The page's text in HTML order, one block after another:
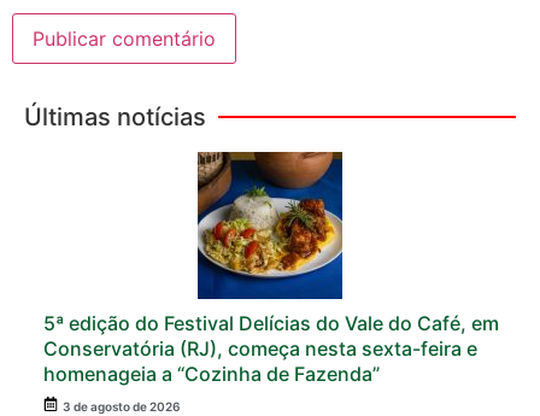
Últimas notícias
5ª edição do Festival Delícias do Vale do Café, em
Conservatória (RJ), começa nesta sexta-feira e
homenageia a “Cozinha de Fazenda”
3 de agosto de 2026